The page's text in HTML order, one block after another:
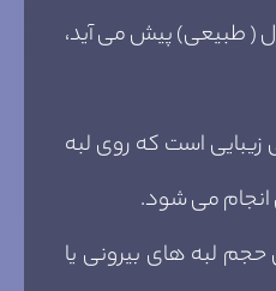
( طبیعی) پیش می آید،
زیبایی است که روی لبه
انجام می شود.
حجم لبه های بیرونی یا